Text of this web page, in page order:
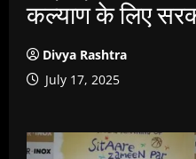
कल्याण के लिए
Divya Rashtra
July 17, 2025